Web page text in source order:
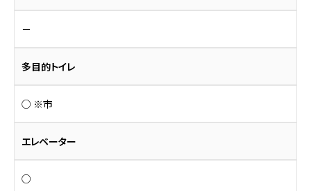
－
多目的トイレ
○ ※市
エレベーター
○